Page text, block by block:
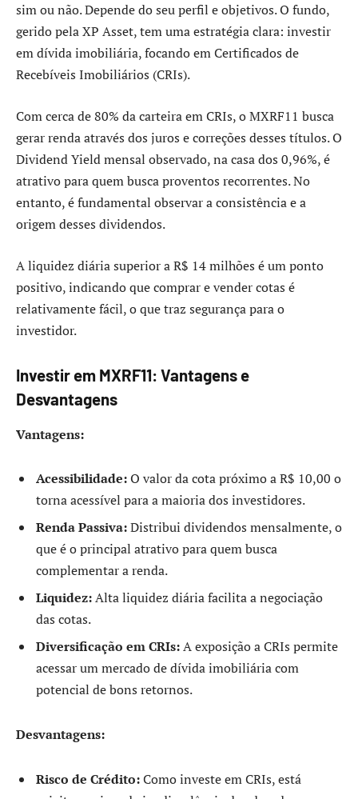
sim ou não. Depende do seu perfil e objetivos. O fundo,
gerido pela XP Asset, tem uma estratégia clara: investir
em dívida imobiliária, focando em Certificados de
Recebíveis Imobiliários (CRIs).
Com cerca de 80% da carteira em CRIs, o MXRF11 busca
gerar renda através dos juros e correções desses títulos. O
Dividend Yield mensal observado, na casa dos 0,96%, é
atrativo para quem busca proventos recorrentes. No
entanto, é fundamental observar a consistência e a
origem desses dividendos.
A liquidez diária superior a R$ 14 milhões é um ponto
positivo, indicando que comprar e vender cotas é
relativamente fácil, o que traz segurança para o
investidor.
Investir em MXRF11: Vantagens e
Desvantagens
Vantagens:
Acessibilidade:O valor da cota próximo a R$ 10,00 o
torna acessível para a maioria dos investidores.
Renda Passiva:Distribui dividendos mensalmente, o
que é o principal atrativo para quem busca
complementar a renda.
Liquidez:Alta liquidez diária facilita a negociação
das cotas.
Diversificação em CRIs:A exposição a CRIs permite
acessar um mercado de dívida imobiliária com
potencial de bons retornos.
Desvantagens:
Risco de Crédito:Como investe em CRIs, está